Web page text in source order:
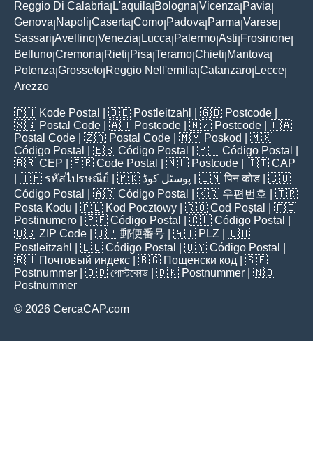
Reggio Di Calabria L'aquila Bologna Vicenza Pavia
Genova Napoli Caserta Como Padova Parma Varese
Sassari Avellino Venezia Lucca Palermo Asti Frosinone
Belluno Cremona Rieti Pisa Teramo Chieti Mantova
Potenza Grosseto Reggio Nell'emilia Catanzaro Lecce
Arezzo
🇵🇭 Kode Postal | 🇩🇪 Postleitzahl | 🇬🇧 Postcode
🇸🇬 Postal Code | 🇦🇺 Postcode | 🇳🇿 Postcode | 🇨🇦
Postal Code | 🇿🇦 Postal Code | 🇲🇾 Poskod
| 🇲🇽
Código Postal
| 🇪🇸 Código Postal | 🇵🇹 Código Postal
🇧🇷 CEP | 🇫🇷 Code Postal | 🇳🇱 Postcode | 🇮🇹 CAP
| 🇹🇭 รหัสไปรษณีย์ | 🇵🇰 پوسٹل کوڈ | 🇮🇳पिन कोड | 🇨🇴
Código Postal
| 🇦🇷 Código Postal | 🇰🇷 우편번호
| 🇹🇷
Posta Kodu | 🇵🇱 Kod Pocztowy | 🇷🇴 Cod Poștal
| 🇫🇮
Postinumero | 🇵🇪 Código Postal | 🇨🇱 Código Postal
🇺🇸 ZIP Code | 🇯🇵 郵便番号 | 🇦🇹 PLZ | 🇨🇭
Postleitzahl
| 🇪🇨 Código Postal | 🇺🇾 Código Postal
🇷🇺 Почтовый индекс | 🇧🇬 Пощенски код | 🇸🇪
Postnummer | 🇧🇩 পোস্টকোড | 🇩🇰 Postnummer | 🇳🇴
Postnummer
© 2026 CercaCAP.com